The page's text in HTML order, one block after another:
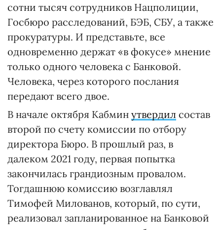
сотни тысяч сотрудников Нацполиции,
Госбюро расследований, БЭБ, СБУ, а также
прокуратуры. И представьте, все
одновременно держат «в фокусе» мнение
только одного человека с Банковой.
Человека, через которого послания
передают всего двое.
В начале октября Кабмин утвердил состав
второй по счету комиссии по отбору
директора Бюро. В прошлый раз, в
далеком 2021 году, первая попытка
закончилась грандиозным провалом.
Тогдашнюю комиссию возглавлял
Тимофей Милованов, который, по сути,
реализовал запланированное на Банковой